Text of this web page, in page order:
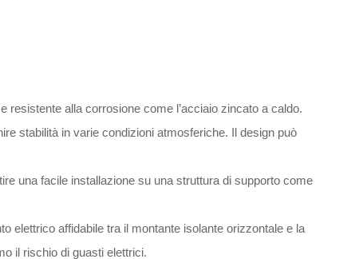
alla corrosione come l’acciaio zincato a caldo.
stabilità in varie condizioni atmosferiche. Il design può
una facile installazione su una struttura di supporto come
elettrico affidabile tra il montante isolante orizzontale e la
il rischio di guasti elettrici.